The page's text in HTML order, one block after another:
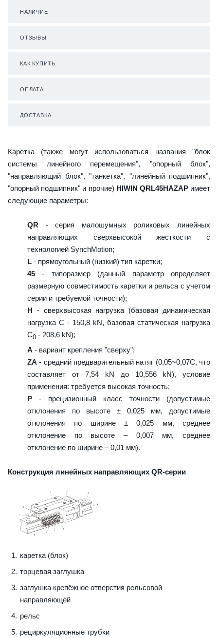
НАЛИЧИЕ
ОТЗЫВЫ
КАК КУПИТЬ
ОПЛАТА
ДОСТАВКА
Каретка (также могут использоваться названия "блок
системы линейного перемещения", "опорный блок",
"направляющий блок", "танкетка", "линейный подшипник",
"опорный подшипник" и прочие) HIWIN QRL45HAZAPимеет
следующие параметры:
QR - серия малошумных роликовых линейных
направляющих сверхвысокой жесткости с
технологией SynchMotion;
L - прямоугольный (низкий) тип каретки;
45 - типоразмер (данный параметр определяет
размерную совместимость каретки и рельса с учетом
серии и требуемой точности);
H - сверхвысокая нагрузка (базовая динамическая
нагрузка C - 150,8 kN, базовая статическая нагрузка
С0 - 208,6 kN);
A - вариант крепления "сверху";
ZA - средний предварительный натяг (0,05~0,07C, что
составляет от 7,54 kN до 10,556 kN), условие
применения: требуется высокая точность;
P - прецизионный класс точности (допустимые
отклонения по высоте ± 0,025 мм, допустимые
отклонения по ширине ± 0,025 мм, среднее
отклонение по высоте – 0,007 мм, среднее
отклонение по ширине – 0,01 мм).
Конструкция линейных направляющих QR-серии
каретка (блок)
торцевая заглушка
заглушка крепёжное отверстия рельсовой
направляющей
рельс
рециркуляционные трубки